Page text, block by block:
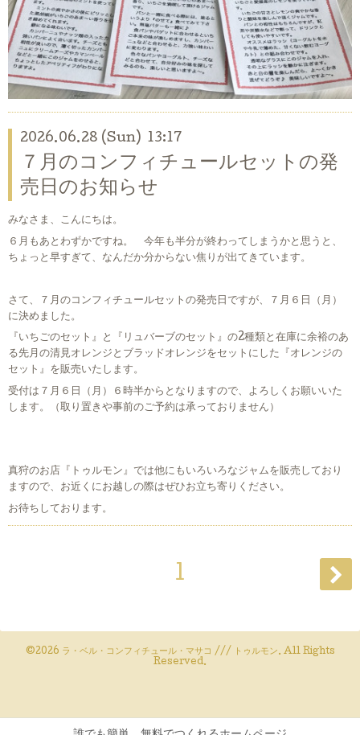
2026.06.28 (Sun) 13:17
７月のコンフィチュールセットの発
売日のお知らせ
みなさま、こんにちは。
６月もあとわずかですね。 今年も半分が終わってしまうかと思うと、
ちょっと早すぎて、なんだか分からない焦りが出てきています。
さて、７月のコンフィチュールセットの発売日ですが、７月６日（月）
に決めました。
『いちごのセット』と『リュバーブのセット』の2種類と在庫に余裕のあ
る先月の清見オレンジとブラッドオレンジをセットにした『オレンジの
セット』を販売いたします。
受付は７月６日（月）６時半からとなりますので、よろしくお願いいた
します。（取り置きや事前のご予約は承っておりません）
真狩のお店『トゥルモン』では他にもいろいろなジャムを販売しており
ますので、お近くにお越しの際はぜひお立ち寄りください。
お待ちしております。
1
©2026 ラ・ベル・コンフィチュール・マサコ /// トゥルモン. All Rights
Reserved.